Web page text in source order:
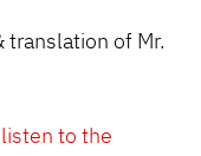
translation of Mr.
to the